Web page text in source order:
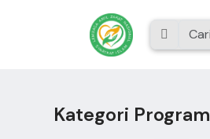
Kategori Program